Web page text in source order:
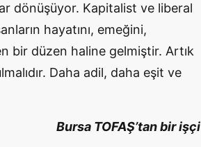
dönüşüyor. Kapitalist ve liberal
hayatını, emeğini,
bir düzen haline gelmiştir. Artık
Daha adil, daha eşit ve
Bursa TOFAŞ’tan bir işçi